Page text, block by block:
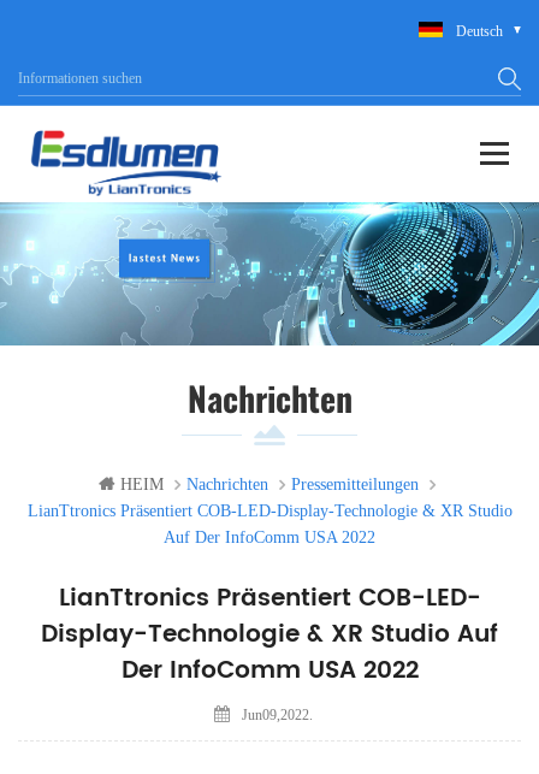
Deutsch
Nachrichten
HEIM Nachrichten
Pressemitteilungen
LianTtronics Präsentiert COB-LED-Display-Technologie & XR Studio
Auf Der InfoComm USA 2022
LianTtronics Präsentiert COB-LED-
Display-Technologie & XR Studio Auf
Der InfoComm USA 2022
Jun09,2022.